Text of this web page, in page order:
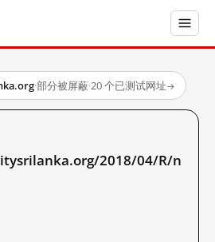
·部分被屏蔽·20 个已测试网址→
2018/04/R/n